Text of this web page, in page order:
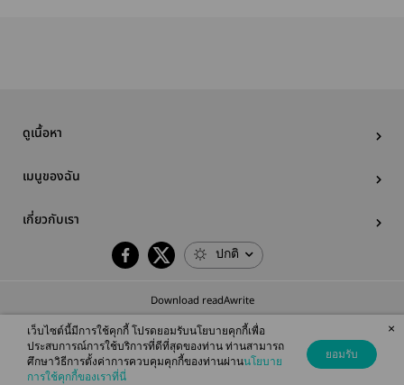
ดูเนื้อหา
เมนูของฉัน
เกี่ยวกับเรา
ปกติ
Download readAwrite
© 2026 readAwrite.com by MEB Corporation Public Company Limited
This site is protected by reCAPTCHA and the Google
เว็บไซต์นี้มีการใช้คุกกี้ โปรดยอมรับนโยบายคุกกี้เพื่อ
ประสบการณ์การใช้บริการที่ดีที่สุดของท่าน ท่านสามารถ
ศึกษาวิธีการตั้งค่าการควบคุมคุกกี้ของท่านผ่านนโยบาย
การใช้คุกกี้ของเราที่นี่
ยอมรับ
×